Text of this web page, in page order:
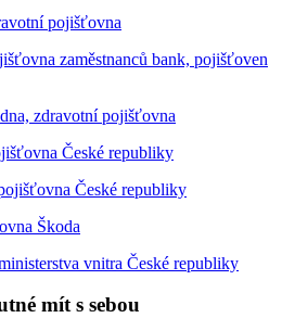
pojišťovna
zaměstnanců bank, pojišťoven
zdravotní pojišťovna
České republiky
České republiky
Škoda
vnitra České republiky
mít s sebou